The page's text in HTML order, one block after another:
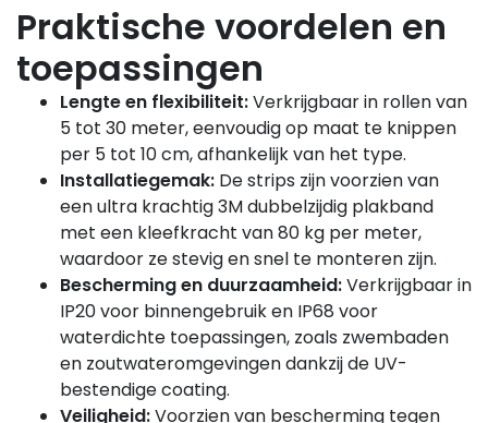
Praktische voordelen en
toepassingen
Lengte en flexibiliteit:Verkrijgbaar in rollen van
5 tot 30 meter, eenvoudig op maat te knippen
per 5 tot 10 cm, afhankelijk van het type.
Installatiegemak: De strips zijn voorzien van
een ultra krachtig 3M dubbelzijdig plakband
met een kleefkracht van 80 kg per meter,
waardoor ze stevig en snel te monteren zijn.
Bescherming en duurzaamheid:Verkrijgbaar in
IP20 voor binnengebruik en IP68 voor
waterdichte toepassingen, zoals zwembaden
en zoutwateromgevingen dankzij de UV-
bestendige coating.
Veiligheid:Voorzien van bescherming tegen